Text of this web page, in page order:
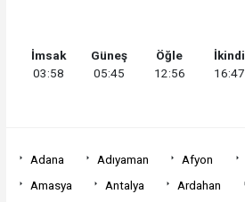
İmsak
03:58
Güneş
05:45
Öğle
12:56
İkindi
16:47
Adana Adıyaman Afyon
Amasya
Antalya Ardahan